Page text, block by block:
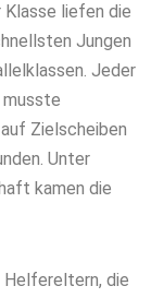
Klasse liefen die
Jungen
Jeder
Zielscheiben
Unter
kamen die
Helfereltern, die